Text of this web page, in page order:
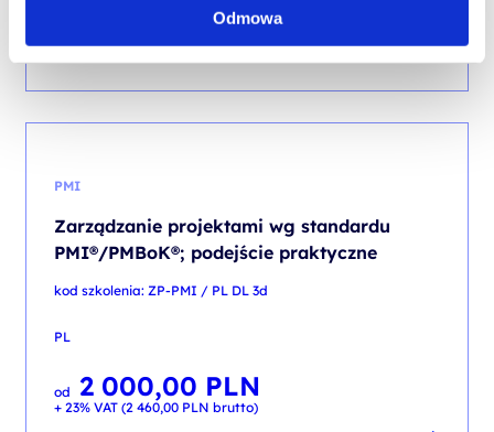
Odmowa
brutto)
PMI
Zarządzanie projektami wg standardu
PMI®/PMBoK®; podejście praktyczne
kod szkolenia: ZP-PMI / PL DL 3d
PL
od 2 000,00 PLN
+ 23% VAT (2 460,00 PLN brutto)